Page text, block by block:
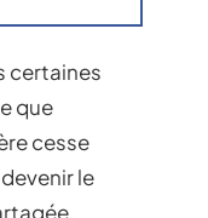
certaines
que
cesse
le